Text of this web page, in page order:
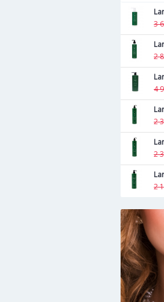
3
2
4
2
2
2